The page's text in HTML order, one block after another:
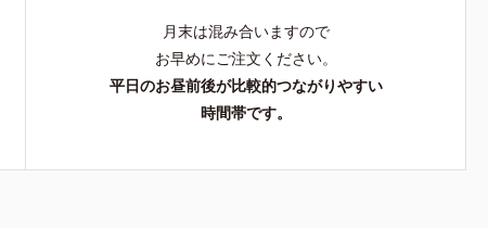
月末は混み合いますので
お早めにご注文ください。
平日のお昼前後が比較的つながりやすい
時間帯です。